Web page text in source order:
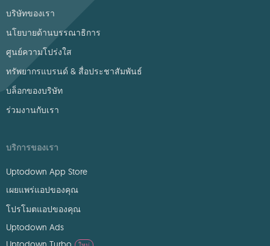
บริษัทของเรา
นโยบายด้านบรรณาธิการ
ศูนย์ความโปร่งใส
ทรัพยากรแบรนด์ & สื่อประชาสัมพันธ์
บล็อกของบริษัท
ร่วมงานกับเรา
บริการของเรา
Uptodown App Store
เผยแพร่แอปของคุณ
โปรโมตแอปของคุณ
Uptodown Ads